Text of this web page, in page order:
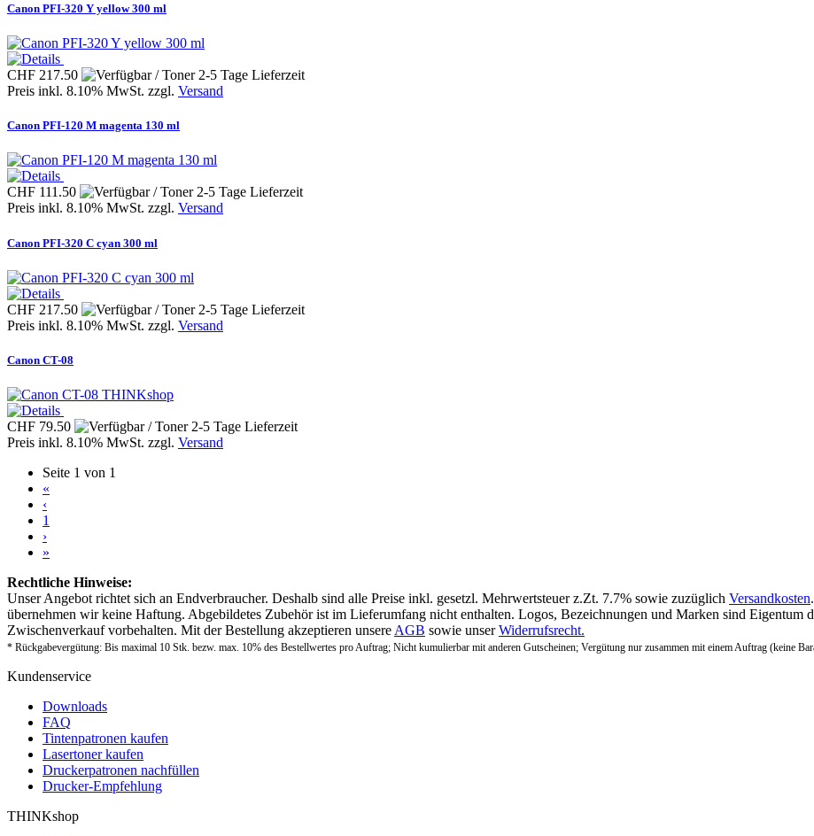
Canon PFI-320 Y yellow 300 ml
CHF 217.50
Preis inkl. 8.10% MwSt. zzgl. Versand
Canon PFI-120 M magenta 130 ml
CHF 111.50
Preis inkl. 8.10% MwSt. zzgl. Versand
Canon PFI-320 C cyan 300 ml
CHF 217.50
Preis inkl. 8.10% MwSt. zzgl. Versand
Canon CT-08
THINKshop
CHF 79.50
Preis inkl. 8.10% MwSt. zzgl. Versand
Seite 1 von 1
«
‹
1
›
»
Rechtliche Hinweise:
Unser Angebot richtet sich an Endverbraucher. Deshalb sind alle Preise inkl. gesetzl. Mehrwertsteuer z.Zt. 7.7% sowie zuzüglich Versandkosten
übernehmen wir keine Haftung. Abgebildetes Zubehör ist im Lieferumfang nicht enthalten. Logos, Bezeichnungen und Marken sind Eigentum
Zwischenverkauf vorbehalten. Mit der Bestellung akzeptieren unsere AGB sowie unserWiderrufsrecht.
* Rückgabevergütung: Bis maximal 10 Stk. bezw. max. 10% des Bestellwertes pro Auftrag; Nicht kumulierbar mit anderen Gutscheinen; Vergütung nur zusammen mit einem Auftrag (keine
Kundenservice
Downloads
FAQ
Tintenpatronen kaufen
Lasertoner kaufen
Druckerpatronen nachfüllen
Drucker-Empfehlung
THINKshop